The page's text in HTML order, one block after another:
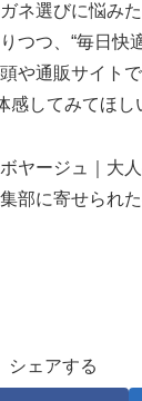
ネ選びに悩みた
つつ、“毎日快
や通販サイト
感してみてほし
ヤージュ｜大
部に寄せられ
シェアする